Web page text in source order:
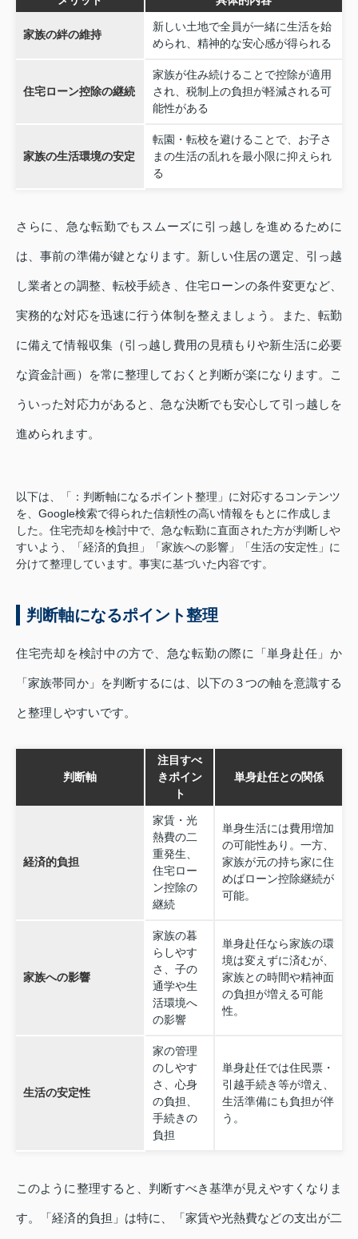
家族の絆の維持
新しい土地で全員が一緒に生活を始
められ、精神的な安心感が得られる
住宅ローン控除の継続
家族が住み続けることで控除が適用
され、税制上の負担が軽減される可
能性がある
家族の生活環境の安定
転園・転校を避けることで、お子さ
まの生活の乱れを最小限に抑えられ
る
さらに、急な転勤でもスムーズに引っ越しを進めるために
は、事前の準備が鍵となります。新しい住居の選定、引っ越
し業者との調整、転校手続き、住宅ローンの条件変更など、
実務的な対応を迅速に行う体制を整えましょう。また、転勤
に備えて情報収集（引っ越し費用の見積もりや新生活に必要
な資金計画）を常に整理しておくと判断が楽になります。こ
ういった対応力があると、急な決断でも安心して引っ越しを
進められます。
以下は、「：判断軸になるポイント整理」に対応するコンテンツ
を、Google検索で得られた信頼性の高い情報をもとに作成しま
した。住宅売却を検討中で、急な転勤に直面された方が判断しや
すいよう、「経済的負担」「家族への影響」「生活の安定性」に
分けて整理しています。事実に基づいた内容です。
判断軸になるポイント整理
住宅売却を検討中の方で、急な転勤の際に「単身赴任」か
「家族帯同か」を判断するには、以下の３つの軸を意識する
と整理しやすいです。
判断軸
注目すべ
きポイン
ト
単身赴任との関係
経済的負担
家賃・光
熱費の二
重発生、
住宅ロー
ン控除の
継続
単身生活には費用増加
の可能性あり。一方、
家族が元の持ち家に住
めばローン控除継続が
可能。
家族への影響
家族の暮
らしやす
さ、子の
通学や生
活環境へ
の影響
単身赴任なら家族の環
境は変えずに済むが、
家族との時間や精神面
の負担が増える可能
性。
生活の安定性
家の管理
のしやす
さ、心身
の負担、
手続きの
負担
単身赴任では住民票・
引越手続き等が増え、
生活準備にも負担が伴
う。
このように整理すると、判断すべき基準が見えやすくなりま
す。「経済的負担」は特に、「家賃や光熱費などの支出が二